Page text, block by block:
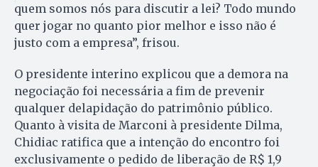
quem somos nós para discutir a lei? Todo mundo
quer jogar no quanto pior melhor e isso não é
justo com a empresa”, frisou.
O presidente interino explicou que a demora na
negociação foi necessária a fim de prevenir
qualquer delapidação do patrimônio público.
Quanto à visita de Marconi à presidente Dilma,
Chidiac ratifica que a intenção do encontro foi
exclusivamente o pedido de liberação de R$ 1,9